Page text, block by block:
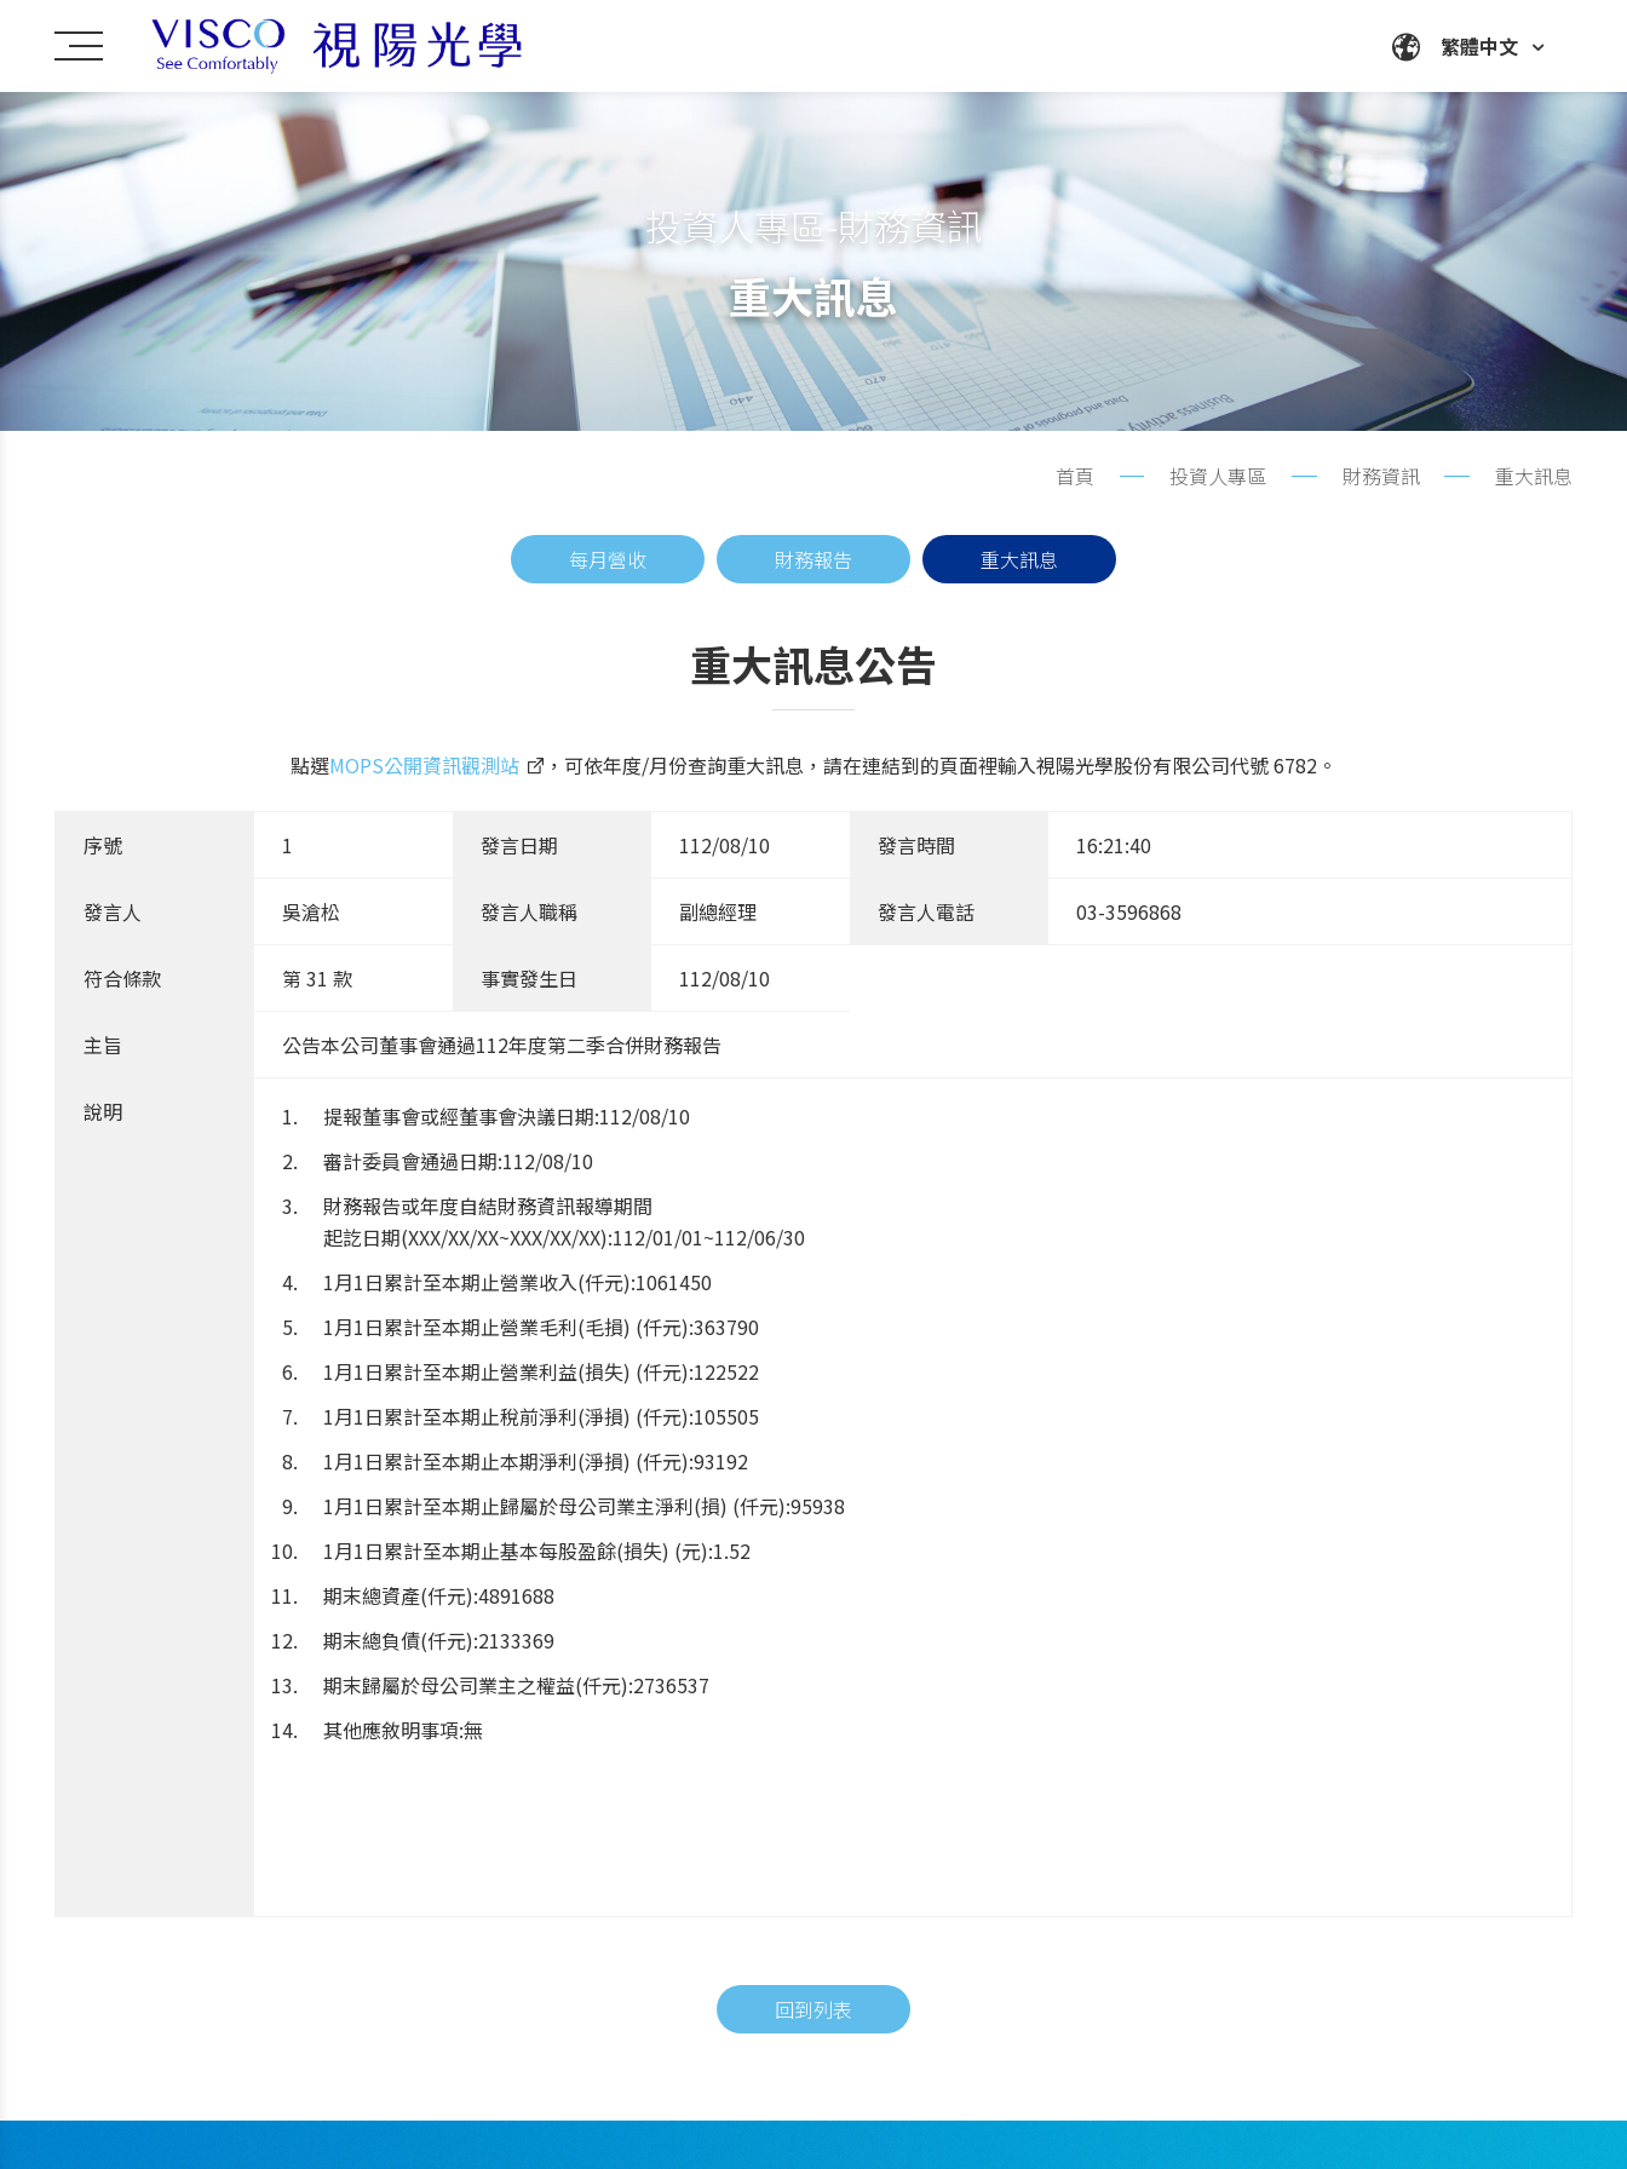
繁體中文
投資人專區-財務資訊
重大訊息
首頁 投資人專區 財務資訊 重大訊息
每月營收 財務報告 重大訊息
重大訊息公告
點選MOPS公開資訊觀測站 ，可依年度/月份查詢重大訊息，請在連結到的頁面裡輸入視陽光學股份有限公司代號 6782。
序號 1 發言日期 112/08/10 發言時間 16:21:40
發言人 吳滄松 發言人職稱 副總經理 發言人電話 03-3596868
符合條款 第 31 款 事實發生日 112/08/10
主旨 公告本公司董事會通過112年度第二季合併財務報告
說明
提報董事會或經董事會決議日期:112/08/10
審計委員會通過日期:112/08/10
財務報告或年度自結財務資訊報導期間
起訖日期(XXX/XX/XX~XXX/XX/XX):112/01/01~112/06/30
1月1日累計至本期止營業收入(仟元):1061450
1月1日累計至本期止營業毛利(毛損) (仟元):363790
1月1日累計至本期止營業利益(損失) (仟元):122522
1月1日累計至本期止稅前淨利(淨損) (仟元):105505
1月1日累計至本期止本期淨利(淨損) (仟元):93192
1月1日累計至本期止歸屬於母公司業主淨利(損) (仟元):95938
1月1日累計至本期止基本每股盈餘(損失) (元):1.52
期末總資產(仟元):4891688
期末總負債(仟元):2133369
期末歸屬於母公司業主之權益(仟元):2736537
其他應敘明事項:無
回到列表